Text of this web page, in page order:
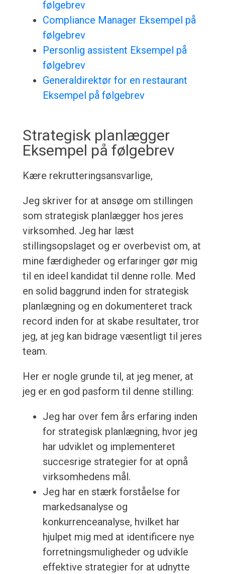
følgebrev
Compliance Manager Eksempel på
følgebrev
Personlig assistent Eksempel på
følgebrev
Generaldirektør for en restaurant
Eksempel på følgebrev
Strategisk planlægger
Eksempel på følgebrev
Kære rekrutteringsansvarlige,
Jeg skriver for at ansøge om stillingen
som strategisk planlægger hos jeres
virksomhed. Jeg har læst
stillingsopslaget og er overbevist om, at
mine færdigheder og erfaringer gør mig
til en ideel kandidat til denne rolle. Med
en solid baggrund inden for strategisk
planlægning og en dokumenteret track
record inden for at skabe resultater, tror
jeg, at jeg kan bidrage væsentligt til jeres
team.
Her er nogle grunde til, at jeg mener, at
jeg er en god pasform til denne stilling:
Jeg har over fem års erfaring inden
for strategisk planlægning, hvor jeg
har udviklet og implementeret
succesrige strategier for at opnå
virksomhedens mål.
Jeg har en stærk forståelse for
markedsanalyse og
konkurrenceanalyse, hvilket har
hjulpet mig med at identificere nye
forretningsmuligheder og udvikle
effektive strategier for at udnytte